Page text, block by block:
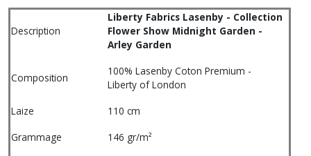
Description
Liberty Fabrics Lasenby - Collection
Flower Show Midnight Garden -
Arley Garden
Composition
100% Lasenby Coton Premium -
Liberty of London
Laize
110 cm
Grammage
146 gr/m²